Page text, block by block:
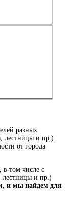
разных
лестницы и пр.)
от города
в том числе с
лестницы и пр.)
и мы найдем для